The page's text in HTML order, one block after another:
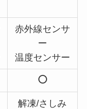
赤外線センサ
ー
温度センサー
解凍/さしみ